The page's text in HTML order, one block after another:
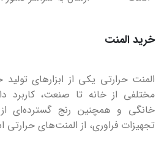
خرید المنت
المنت حرارتی یکی از ابزارهای
مختلفی از خانه تا صنعت، کاربرد
خانگی و همچنین رنج گسترده‌ای
تجهیزات فراوری، از المنت‌های